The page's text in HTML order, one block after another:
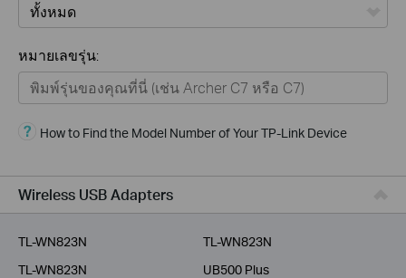
Home
Smart Home
Business
Service Provider
หมายเลขรุ่น:
How to Find the Model Number of Your TP-Link Device
Wireless USB Adapters
TL-WN823N
TL-WN823N
TL-WN823N
UB500 Plus